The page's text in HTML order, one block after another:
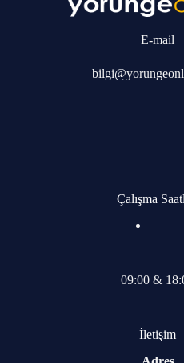
E-mail
Çalışma
09:00 &
İletişim